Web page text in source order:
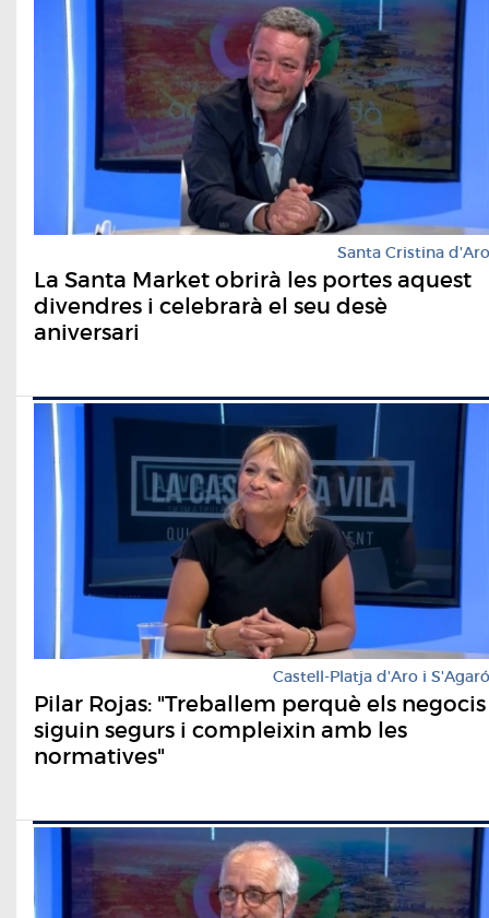
Santa Cristina d'Aro
La Santa Market obrirà les portes aquest
divendres i celebrarà el seu desè
aniversari
Castell-Platja d'Aro i S'Agaró
Pilar Rojas: "Treballem perquè els negocis
siguin segurs i compleixin amb les
normatives"